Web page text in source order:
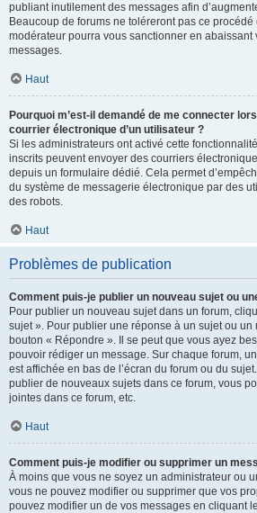
publiant inutilement des messages afin
Beaucoup de forums ne toléreront pas ce
modérateur pourra vous sanctionner en abaissant
messages.
Haut
Pourquoi m’est-il demandé de me connecter
courrier électronique d’un utilisateur ?
Si les administrateurs ont activé cette
inscrits peuvent envoyer des courriers
depuis un formulaire dédié. Cela permet
du système de messagerie électronique par des
des robots.
Haut
Problèmes de publication
Comment puis-je publier un nouveau sujet ou
Pour publier un nouveau sujet dans un forum,
sujet ». Pour publier une réponse à un sujet ou un
bouton « Répondre ». Il se peut que vous ayez
pouvoir rédiger un message. Sur chaque forum,
est affichée en bas de l’écran du forum ou du
publier de nouveaux sujets dans ce forum, vous
jointes dans ce forum, etc.
Haut
Comment puis-je modifier ou supprimer un
À moins que vous ne soyez un administrateur ou
vous ne pouvez modifier ou supprimer que vos
pouvez modifier un de vos messages en cliquant